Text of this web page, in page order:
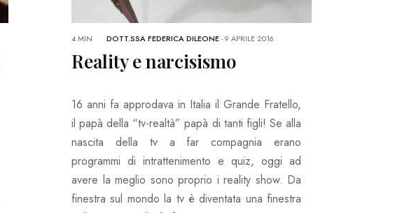
DOTT.SSA FEDERICA DILEONE-9 APRILE 2016
4 MIN
Reality e narcisismo
16 anni fa approdava in Italia il Grande Fratello,
il papà della “tv-realtà” papà di tanti figli! Se alla
nascita della tv a far compagnia erano
programmi di intrattenimento e quiz, oggi ad
avere la meglio sono proprio i reality show. Da
finestra sul mondo la tv è diventata una finestra